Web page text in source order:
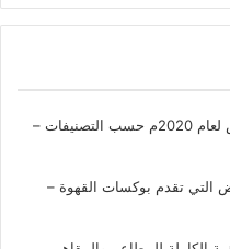
أفضل 29 مطعم من مطاعم الرياض لعام 2020م حسب التصنيفات –
التي تقدم بوكسات القهوة –